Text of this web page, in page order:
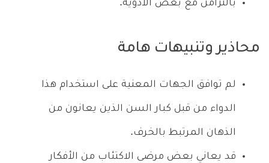
بالتزامن مع بعض الأدوية.
محاذير وتنبيهات هامة
لم توافق الجهات المعنية على استخدام هذا
الدواء من قبل كبار السن الذين يعانون من
الذهان المرتبط بالخرف.
قد يعاني بعض مرضى الاكتئاب من الأفكار